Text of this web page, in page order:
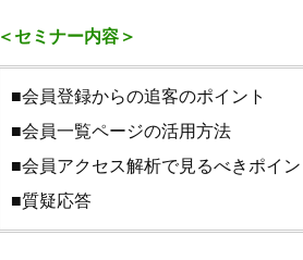
＜セミナー内容＞
■会員登録からの追客のポイント
■会員一覧ページの活用方法
■会員アクセス解析で見るべきポイン
■質疑応答